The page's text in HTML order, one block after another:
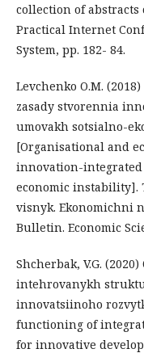
collection of
Practical Internet
System, pp. 182- 84.
Levchenko O.M.
zasady stvorennia
umovakh sotsialno-
[Organisational and
innovation-
economic
visnyk. Ekonomichni
Bulletin. Economic
Shcherbak, V.G.
intehrovanykh
innovatsiinoho
functioning of
for innovative